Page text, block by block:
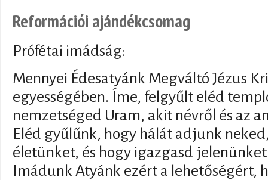
Reformációi ajándékcsomag
Prófétai imádság:
Mennyei Édesatyánk Megváltó Jézus
egyességében. Íme, felgyűlt eléd
nemzetséged Uram, akit névről és az
Eléd gyűlűnk, hogy hálát adjunk
életünket, és hogy igazgasd
Imádunk Atyánk ezért a lehetőségért,